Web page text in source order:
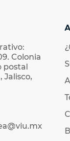
Colonia
postal
Jalisco,